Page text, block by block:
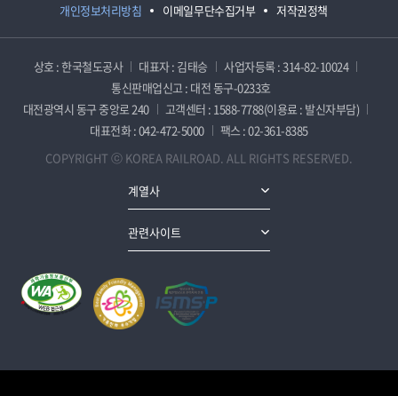
개인정보처리방침 이메일무단수집거부 저작권정책
상호 : 한국철도공사 대표자 : 김태승
사업자등록 : 314-82-10024
통신판매업신고 : 대전 동구-0233호
대전광역시 동구 중앙로 240
고객센터 : 1588-7788(이용료 : 발신자부담)
대표전화 : 042-472-5000
팩스 : 02-361-8385
COPYRIGHT ⓒ KOREA RAILROAD. ALL RIGHTS RESERVED.
계열사
관련사이트